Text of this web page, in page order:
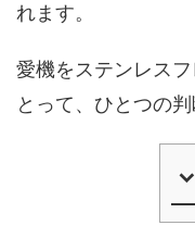
れます。
愛機をステンレス
とって、ひとつの